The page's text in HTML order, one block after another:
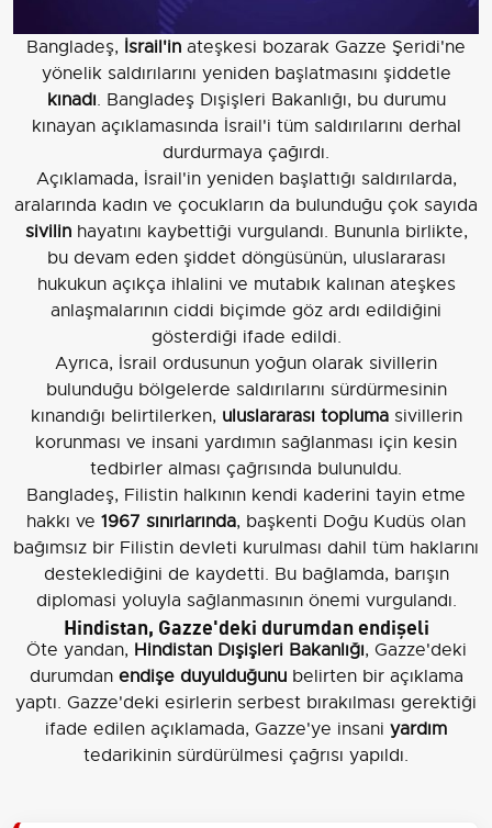
Bangladeş, İsrail'in ateşkesi bozarak Gazze Şeridi'ne
yönelik saldırılarını yeniden başlatmasını şiddetle
kınadı. Bangladeş Dışişleri Bakanlığı, bu durumu
kınayan açıklamasında İsrail'i tüm saldırılarını derhal
durdurmaya çağırdı.
Açıklamada, İsrail'in yeniden başlattığı saldırılarda,
aralarında kadın ve çocukların da bulunduğu çok sayıda
sivilinhayatını kaybettiği vurgulandı. Bununla birlikte,
bu devam eden şiddet döngüsünün, uluslararası
hukukun açıkça ihlalini ve mutabık kalınan ateşkes
anlaşmalarının ciddi biçimde göz ardı edildiğini
gösterdiği ifade edildi.
Ayrıca, İsrail ordusunun yoğun olarak sivillerin
bulunduğu bölgelerde saldırılarını sürdürmesinin
kınandığı belirtilerken, uluslararası toplumasivillerin
korunması ve insani yardımın sağlanması için kesin
tedbirler alması çağrısında bulunuldu.
Bangladeş, Filistin halkının kendi kaderini tayin etme
hakkı ve 1967 sınırlarında, başkenti Doğu Kudüs olan
bağımsız bir Filistin devleti kurulması dahil tüm haklarını
desteklediğini de kaydetti. Bu bağlamda, barışın
diplomasi yoluyla sağlanmasının önemi vurgulandı.
Hindistan, Gazze'deki durumdan endişeli
Öte yandan, Hindistan Dışişleri Bakanlığı, Gazze'deki
durumdan endişe duyulduğunubelirten bir açıklama
yaptı. Gazze'deki esirlerin serbest bırakılması gerektiği
ifade edilen açıklamada, Gazze'ye insani yardım
tedarikinin sürdürülmesi çağrısı yapıldı.